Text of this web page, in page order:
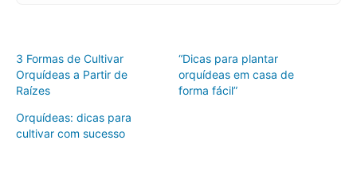
3 Formas de Cultivar
Orquídeas a Partir de
Raízes
“Dicas para plantar
orquídeas em casa de
forma fácil”
Orquídeas: dicas para
cultivar com sucesso